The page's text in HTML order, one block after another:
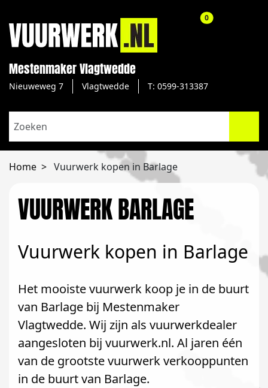
Mestenmaker Vlagtwedde
Nieuweweg 7 Vlagtwedde T: 0599-313387
0aantal
Home Vuurwerk kopen in Barlage
VUURWERK BARLAGE
Vuurwerk kopen in Barlage
Het mooiste vuurwerk koop je in de buurt
van Barlage bij Mestenmaker
Vlagtwedde. Wij zijn als vuurwerkdealer
aangesloten bij vuurwerk.nl. Al jaren één
van de grootste vuurwerk verkooppunten
in de buurt van Barlage.